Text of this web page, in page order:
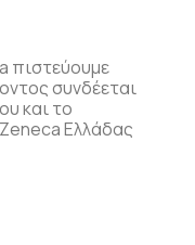
πιστεύουμε
συνδέεται
και το
Ελλάδας